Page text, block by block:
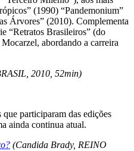
(1990) “Pandemonium”
Árvores” (2010). Complementa
“Retratos Brasileiros” (do
abordando a carreira
2010, 52min)
participaram das edições
ainda continua atual.
(Candida Brady, REINO